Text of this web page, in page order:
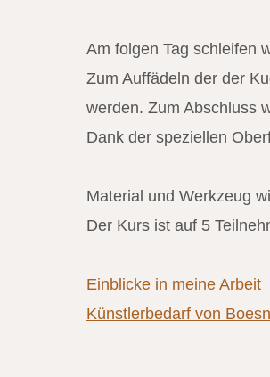
Am folgen Tag schleifen
Zum Auffädeln der der
werden. Zum Abschluss
Dank der speziellen
Material und Werkzeug
Der Kurs ist auf 5
Einblicke in meine Arbeit
Künstlerbedarf von